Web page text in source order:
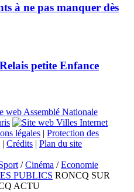
à ne pas manquer dès
petite Enfance
légales | Protection des
| Crédits | Plan du site
/Cinéma /Economie
PUBLICS RONCQ SUR
ACTU